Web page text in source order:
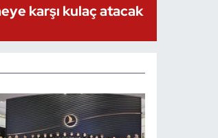
karşı kulaç atacak